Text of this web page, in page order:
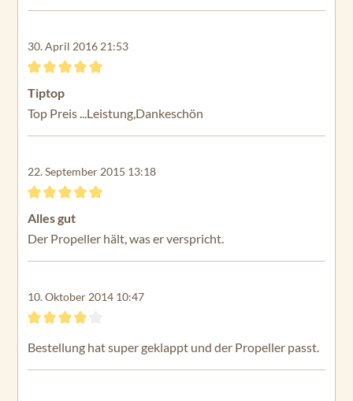
du
ra
ax
50
ra
M
ax
Tr
xis
45
ax
xis
30. April 2016 21:53
Bewertung mit 5 von 5 Sternen
Tiptop
Top Preis ...Leistung,Dankeschön
22. September 2015 13:18
Bewertung mit 5 von 5 Sternen
Alles gut
Der Propeller hält, was er verspricht.
10. Oktober 2014 10:47
Bestellung hat super geklappt und der Propeller passt.